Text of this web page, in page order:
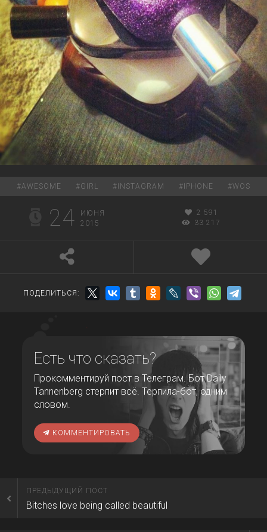
#AWESOME #GIRL # INSTAGRAM # IPHONE #WOS
24
ИЮНЯ
2015
2 591
33 217
ПОДЕЛИТЬСЯ:
Есть что сказать?
Прокомментируй пост в Телеграм. Бот Daily
Tannenberg стерпит всё. Терпила-бот, одним
словом.
КОММЕНТИРОВАТЬ
ПРЕДЫДУЩИЙ ПОСТ
Bitches love being called beautiful